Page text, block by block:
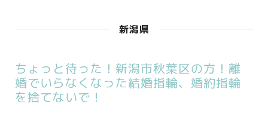
新潟県
ちょっと待った！新潟市秋葉区の方！離
婚でいらなくなった結婚指輪、婚約指輪
を捨てないで！